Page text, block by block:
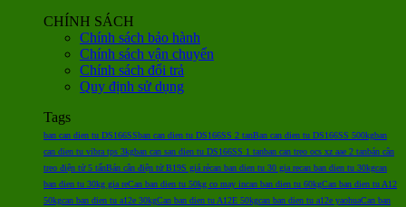
CHÍNH SÁCH
Chính sách bảo hành
Chính sách vận chuyển
Chính sách đổi trả
Quy định sử dụng
Tags
ban can dien tu DS166SSban can dien tu DS166SS 2 tanBan can dien tu DS166SS 500kgban
can dien tu vibra tps 3kgban can san dien tu DS166SS 1 tanban can treo ocs xz aae 2 tanbán cân
treo điện tử 5 tấnBán cân điện tử B19S giá rẻcan ban dien tu 30 gia recan ban dien tu 30kgcan
ban dien tu 30kg gia reCan ban dien tu 50kg co may incan ban dien tu 60kgCan ban dien tu A12
50kgcan ban dien tu a12e 30kgCan ban dien tu A12E 50kgcan ban dien tu a12e yaohuaCan ban